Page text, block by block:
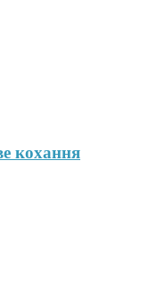
кохання